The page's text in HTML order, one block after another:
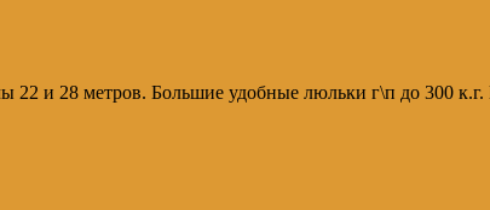
и 28 метров. Большие удобные люльки г\п до 300